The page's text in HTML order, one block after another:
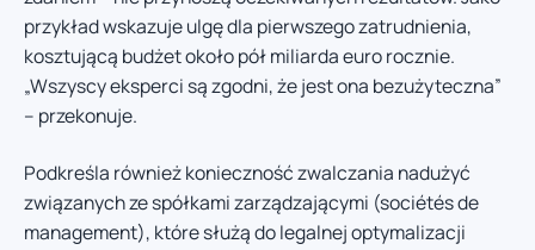
przykład wskazuje ulgę dla pierwszego zatrudnienia,
kosztującą budżet około pół miliarda euro rocznie.
„Wszyscy eksperci są zgodni, że jest ona bezużyteczna”
– przekonuje.
Podkreśla również konieczność zwalczania nadużyć
związanych ze spółkami zarządzającymi (sociétés de
management), które służą do legalnej optymalizacji